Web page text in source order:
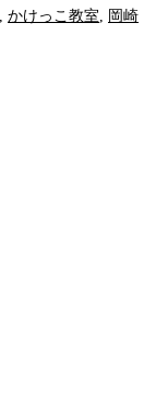
かけっこ教室
岡崎